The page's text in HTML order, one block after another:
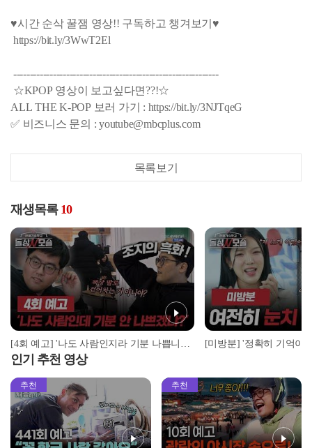
♥시간 순삭 꿀잼 영상!! 구독하고 챙겨보기♥
https://bit.ly/3WwT2El
--------------------------------------------------------------
☆KPOP 영상이 보고싶다면??!☆
ALL THE K-POP 보러 가기 : https://bit.ly/3NJTqeG
✅ 비즈니스 문의 : youtube@mbcplus.com
목록보기
재생목록 10
[4회 예고] '나도 사람인지라 기분 나쁩니다!' 조지의 흑화 이유는? | 돌싱N모솔 | 5월 5일 (화) 밤 10시 MBC every1
인기 추천 영상
추천 추천